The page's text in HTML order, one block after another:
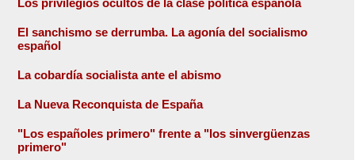
El sanchismo se derrumba. La agonía del socialismo
español
La cobardía socialista ante el abismo
La Nueva Reconquista de España
"Los españoles primero" frente a "los sinvergüenzas
primero"